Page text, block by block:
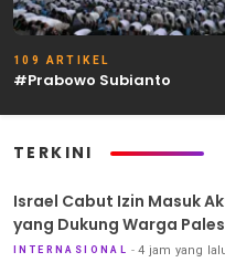
109 ARTIKEL
#Prabowo Subianto
TERKINI
Israel Cabut Izin Masuk
yang Dukung Warga
INTERNASIONAL 4 jam yang